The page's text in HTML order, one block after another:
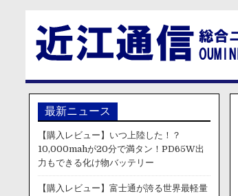
最新ニュース
【購入レビュー】いつ上陸した！？
10,000mahが20分で満タン！PD65W出
力もできる化け物バッテリー
【購入レビュー】富士通が誇る世界最軽量